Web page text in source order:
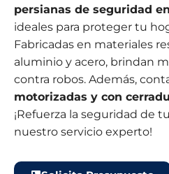
persianas de seguridad
ideales para proteger tu
Fabricadas en materiales
aluminio y acero, brindan
contra robos. Además,
motorizadas y con
¡Refuerza la seguridad de
nuestro servicio experto!